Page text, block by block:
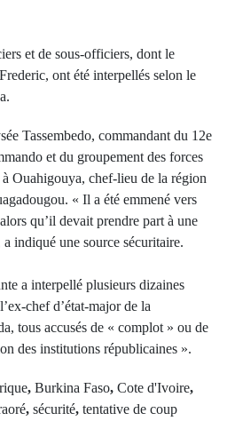
et de sous-officiers, dont le
ont été interpellés selon le
Tassembedo, commandant du 12e
et du groupement des forces
Ouahigouya, chef-lieu de la région
« Il a été emmené vers
qu’il devait prendre part à une
indiqué une source sécuritaire.
a interpellé plusieurs dizaines
chef d’état-major de la
tous accusés de « complot » ou de
des institutions républicaines ».
, Burkina Faso, Cote d'Ivoire,
, sécurité, tentative de coup